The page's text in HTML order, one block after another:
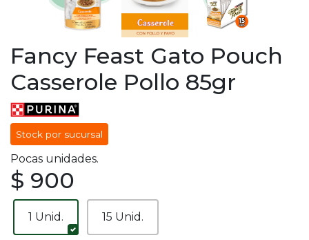
Fancy Feast Gato Pouch
Casserole Pollo 85gr
Stock por sucursal
Pocas unidades.
$ 900
1 Unid. 15 Unid.